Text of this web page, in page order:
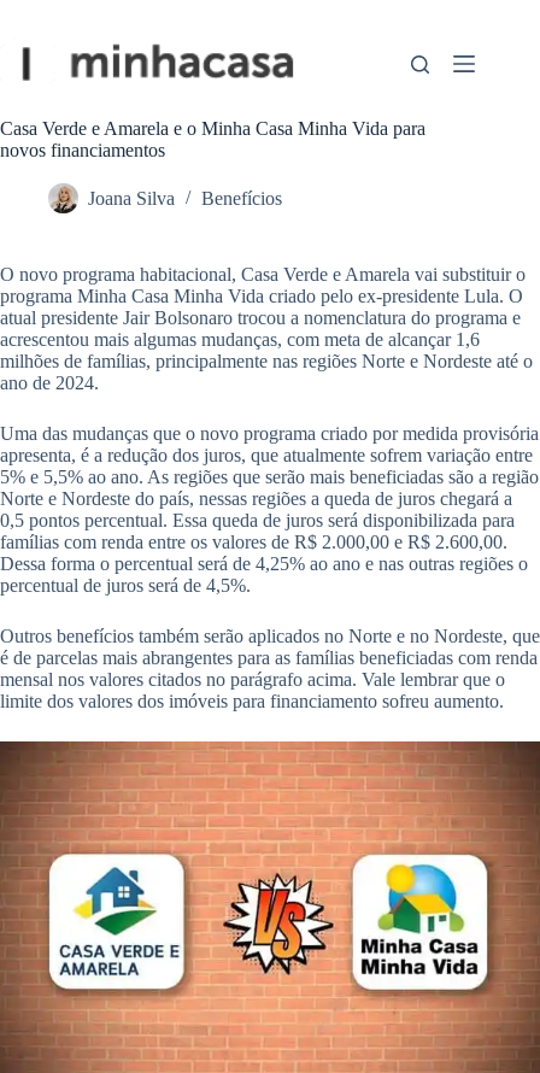
conteúdo
Casa Verde e Amarela e o Minha Casa Minha Vida para
novos financiamentos
Joana Silva Benefícios
O novo programa habitacional, Casa Verde e Amarela vai substituir o
programa Minha Casa Minha Vida criado pelo ex-presidente Lula. O
atual presidente Jair Bolsonaro trocou a nomenclatura do programa e
acrescentou mais algumas mudanças, com meta de alcançar 1,6
milhões de famílias, principalmente nas regiões Norte e Nordeste até o
ano de 2024.
Uma das mudanças que o novo programa criado por medida provisória
apresenta, é a redução dos juros, que atualmente sofrem variação entre
5% e 5,5% ao ano. As regiões que serão mais beneficiadas são a região
Norte e Nordeste do país, nessas regiões a queda de juros chegará a
0,5 pontos percentual. Essa queda de juros será disponibilizada para
famílias com renda entre os valores de R$ 2.000,00 e R$ 2.600,00.
Dessa forma o percentual será de 4,25% ao ano e nas outras regiões o
percentual de juros será de 4,5%.
Outros benefícios também serão aplicados no Norte e no Nordeste, que
é de parcelas mais abrangentes para as famílias beneficiadas com renda
mensal nos valores citados no parágrafo acima. Vale lembrar que o
limite dos valores dos imóveis para financiamento sofreu aumento.